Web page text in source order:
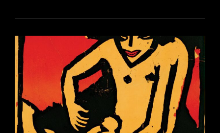
EL
COLORIDO
KARIM
RASHID